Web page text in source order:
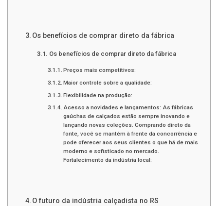
Os benefícios de comprar direto da fábrica
Os benefícios de comprar direto da fábrica
Preços mais competitivos:
Maior controle sobre a qualidade:
Flexibilidade na produção:
Acesso a novidades e lançamentos: As fábricas
gaúchas de calçados estão sempre inovando e
lançando novas coleções. Comprando direto da
fonte, você se mantém à frente da concorrência e
pode oferecer aos seus clientes o que há de mais
moderno e sofisticado no mercado.
Fortalecimento da indústria local:
O futuro da indústria calçadista no RS